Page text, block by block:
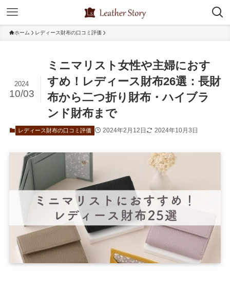
ホーム レディース財布の口コミ評価
ミニマリスト女性や主婦におす
すめ！レディース財布26選：長財
布から二つ折り財布・ハイブラ
ンド財布まで
2024
10/03
レディース財布の口コミ評価 2024年2月12日 2024年10月3日